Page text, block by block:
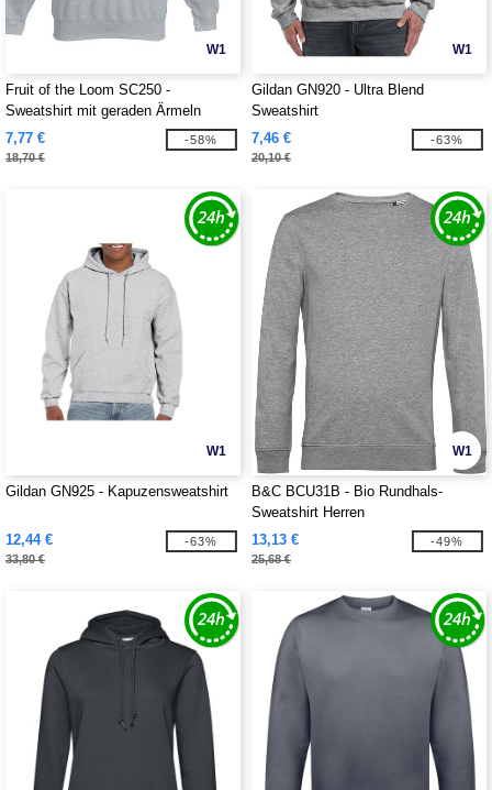
W1
Fruit of the Loom SC250 -
Sweatshirt mit geraden Ärmeln
7,77 €
18,70 €
-58%
W1
Gildan GN920 - Ultra Blend
Sweatshirt
7,46 €
20,10 €
-63%
W1
Gildan GN925 - Kapuzensweatshirt
12,44 €
33,80 €
-63%
W1
B&C BCU31B - Bio Rundhals-
Sweatshirt Herren
13,13 €
25,68 €
-49%